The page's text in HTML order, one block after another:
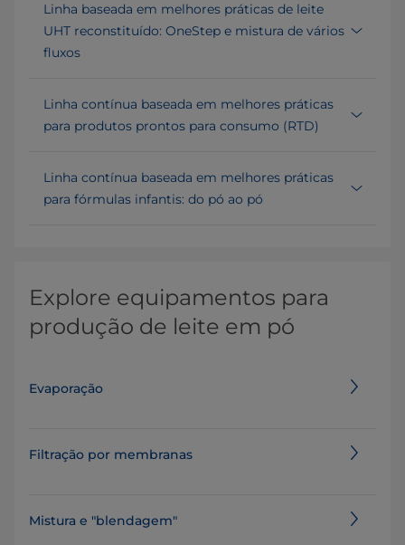
Linha baseada em melhores práticas de leite
UHT reconstituído: OneStep e mistura de vários
fluxos
Linha contínua baseada em melhores práticas
para produtos prontos para consumo (RTD)
Linha contínua baseada em melhores práticas
para fórmulas infantis: do pó ao pó
Explore equipamentos para
produção de leite em pó
Evaporação
Filtração por membranas
Mistura e "blendagem"